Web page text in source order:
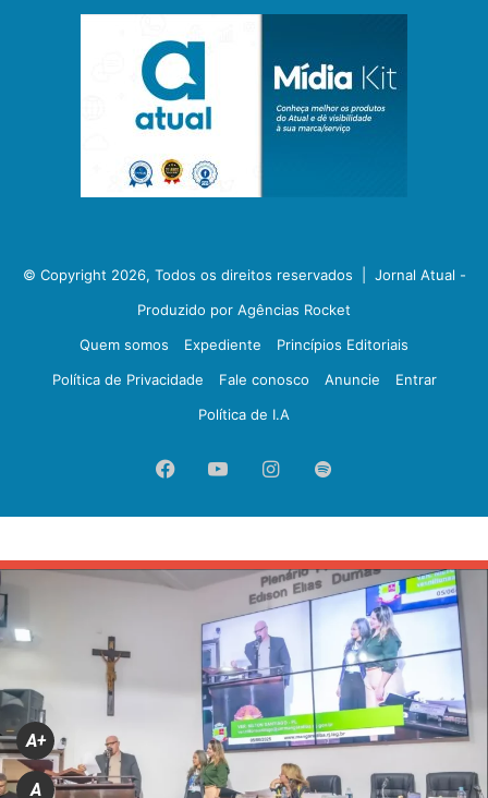
© Copyright 2026, Todos os direitos reservados | Jornal Atual -
Produzido por Agências Rocket
Quem somos
Expediente
Princípios Editoriais
Política de Privacidade
Fale conosco Anuncie
Entrar
Política de I.A
FacebookYouTubeInstagram
Spotify
A+
A